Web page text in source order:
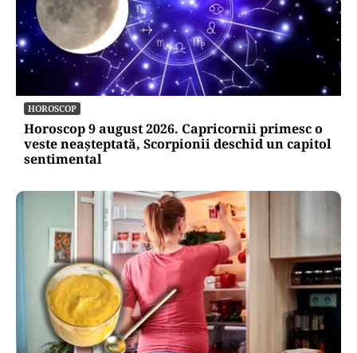
HOROSCOP
Horoscop 9 august 2026. Capricornii primesc o
veste neașteptată, Scorpionii deschid un capitol
sentimental